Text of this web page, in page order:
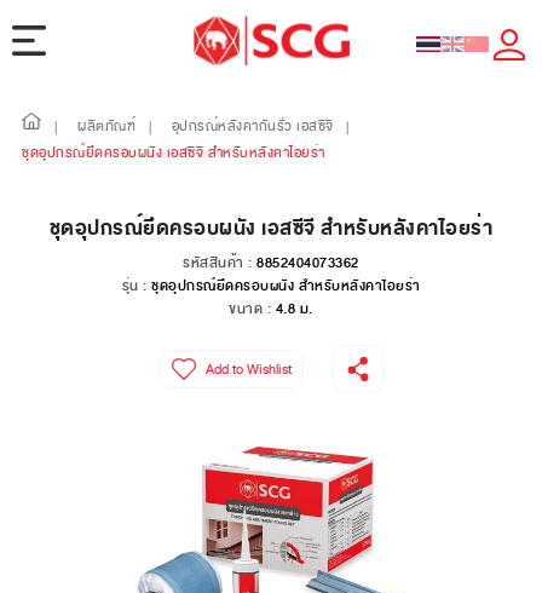
| ผลิตภัณฑ์ | อุปกรณ์หลังคากันรั่ว เอสซีจี
|
ชุดอุปกรณ์ยึดครอบผนัง เอสซีจี สำหรับหลังคาไอยร่า
ชุดอุปกรณ์ยึดครอบผนัง เอสซีจี สำหรับหลังคาไอยร่า
รหัสสินค้า : 8852404073362
รุ่น : ชุดอุปกรณ์ยึดครอบผนัง สำหรับหลังคาไอยร่า
ขนาด : 4.8 ม.
Add to Wishlist